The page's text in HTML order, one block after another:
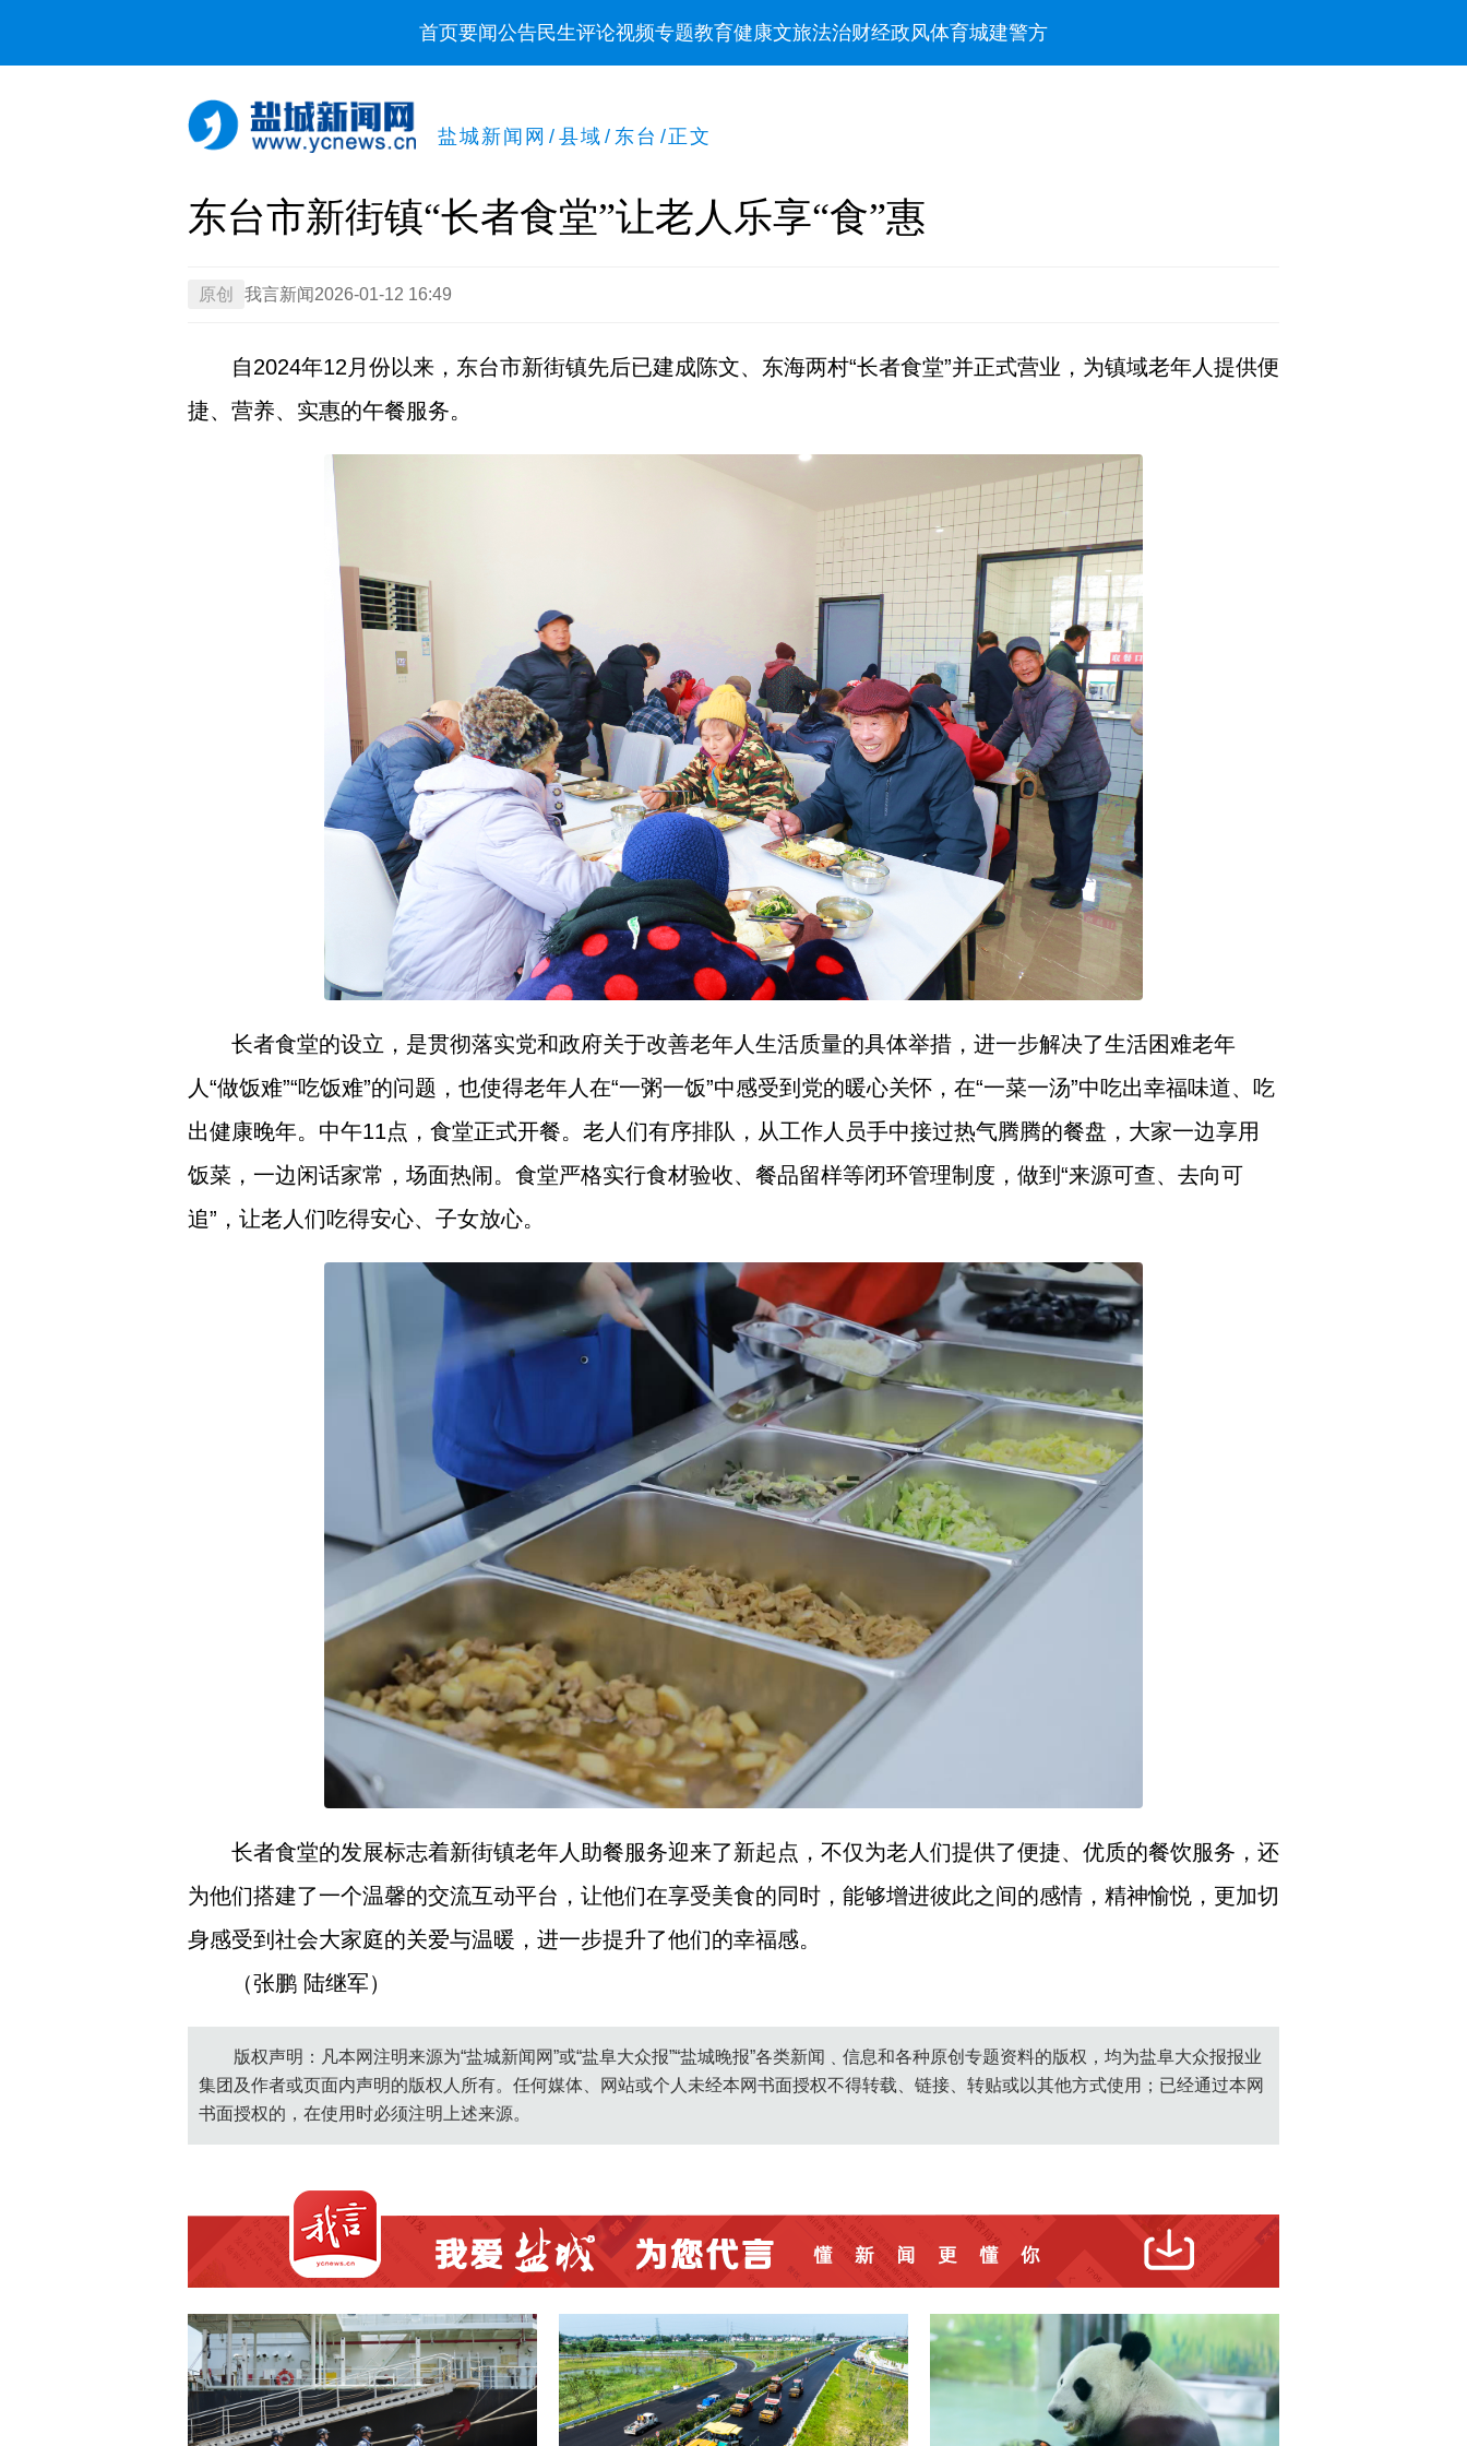
首页要闻公告民生评论视频专题教育健康文旅法治财经政风体育城建警方
盐城新闻网 / 县域 / 东台 /正文
东台市新街镇“长者食堂”让老人乐享“食”惠
原创 我言新闻 2026-01-12 16:49
自2024年12月份以来，东台市新街镇先后已建成陈文、东海两村“长者食堂”并正式营业，为镇域老年人提供便
捷、营养、实惠的午餐服务。
长者食堂的设立，是贯彻落实党和政府关于改善老年人生活质量的具体举措，进一步解决了生活困难老年
人“做饭难”“吃饭难”的问题，也使得老年人在“一粥一饭”中感受到党的暖心关怀，在“一菜一汤”中吃出幸福味道、吃
出健康晚年。中午11点，食堂正式开餐。老人们有序排队，从工作人员手中接过热气腾腾的餐盘，大家一边享用
饭菜，一边闲话家常，场面热闹。食堂严格实行食材验收、餐品留样等闭环管理制度，做到“来源可查、去向可
追”，让老人们吃得安心、子女放心。
长者食堂的发展标志着新街镇老年人助餐服务迎来了新起点，不仅为老人们提供了便捷、优质的餐饮服务，还
为他们搭建了一个温馨的交流互动平台，让他们在享受美食的同时，能够增进彼此之间的感情，精神愉悦，更加切
身感受到社会大家庭的关爱与温暖，进一步提升了他们的幸福感。
（张鹏 陆继军）
版权声明：凡本网注明来源为“盐城新闻网”或“盐阜大众报”“盐城晚报”各类新闻﹑信息和各种原创专题资料的版权，均为盐阜大众报报业
集团及作者或页面内声明的版权人所有。任何媒体、网站或个人未经本网书面授权不得转载、链接、转贴或以其他方式使用；已经通过本网
书面授权的，在使用时必须注明上述来源。